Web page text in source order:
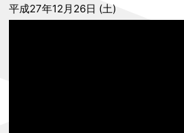
平成27年12月26日 (土)